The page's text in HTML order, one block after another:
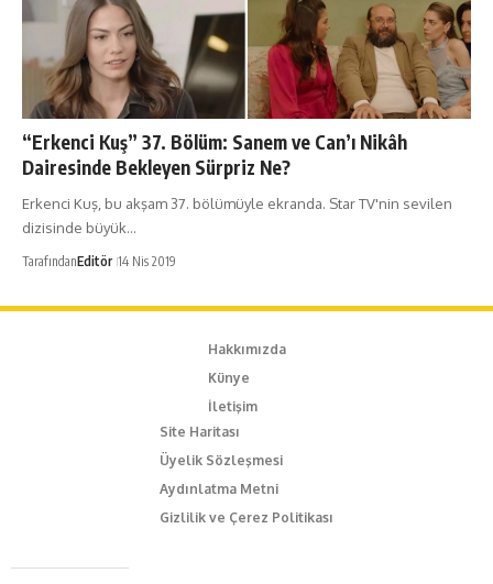
“Erkenci Kuş” 37. Bölüm: Sanem ve Can’ı Nikâh
Dairesinde Bekleyen Sürpriz Ne?
Erkenci Kuş, bu akşam 37. bölümüyle ekranda. Star TV'nin sevilen
dizisinde büyük…
TarafındanEditör 14 Nis 2019
Hakkımızda
Künye
İletişim
Site Haritası
Üyelik Sözleşmesi
Aydınlatma Metni
Gizlilik ve Çerez Politikası
Caferağa Mah. Dr. Şakir Paşa Sok. No3/A Kadıköy İstanbul